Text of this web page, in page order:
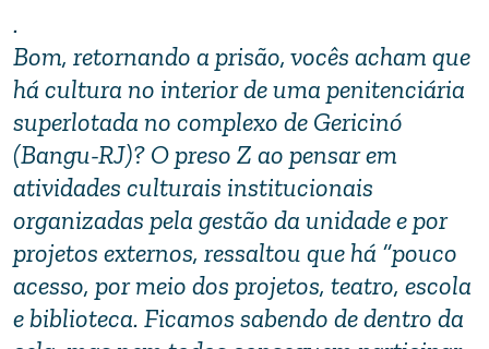
.
Bom, retornando a prisão, vocês acham que
há cultura no interior de uma penitenciária
superlotada no complexo de Gericinó
(Bangu-RJ)? O preso Z ao pensar em
atividades culturais institucionais
organizadas pela gestão da unidade e por
projetos externos, ressaltou que há “pouco
acesso, por meio dos projetos, teatro, escola
e biblioteca. Ficamos sabendo de dentro da